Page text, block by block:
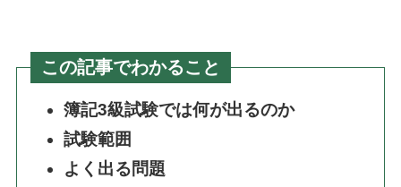
この記事でわかること
簿記3級試験では何が出るのか
試験範囲
よく出る問題